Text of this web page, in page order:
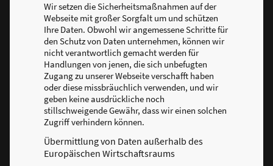
Wir setzen die Sicherheitsmaßnahmen auf der
Webseite mit großer Sorgfalt um und schützen
Ihre Daten. Obwohl wir angemessene Schritte für
den Schutz von Daten unternehmen, können wir
nicht verantwortlich gemacht werden für
Handlungen von jenen, die sich unbefugten
Zugang zu unserer Webseite verschafft haben
oder diese missbräuchlich verwenden, und wir
geben keine ausdrückliche noch
stillschweigende Gewähr, dass wir einen solchen
Zugriff verhindern können.
Übermittlung von Daten außerhalb des
Europäischen Wirtschaftsraums